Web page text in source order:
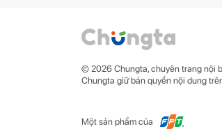
© 2026 Chungta, chuyên trang nội
Chungta giữ bản quyền nội dung
Một sản phẩm của